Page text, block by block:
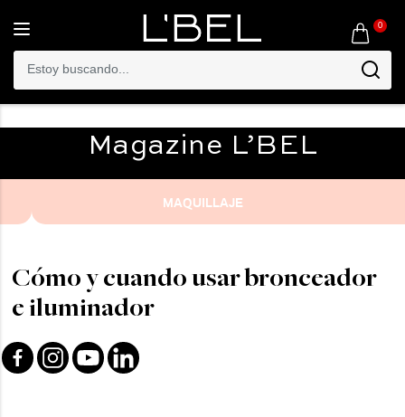
0
Magazine L’BEL
MAQUILLAJE
Cómo y cuando usar bronceador
e iluminador